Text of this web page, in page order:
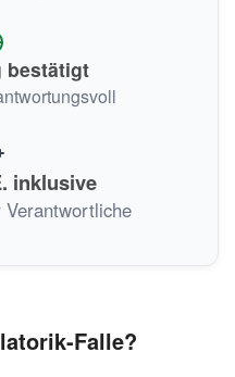
bestätigt
inklusive
Falle?